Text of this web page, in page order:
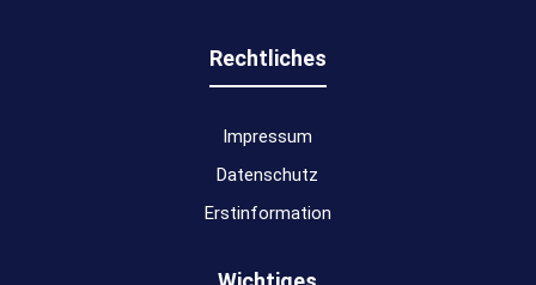
Rechtliches
Impressum
Datenschutz
Erstinformation